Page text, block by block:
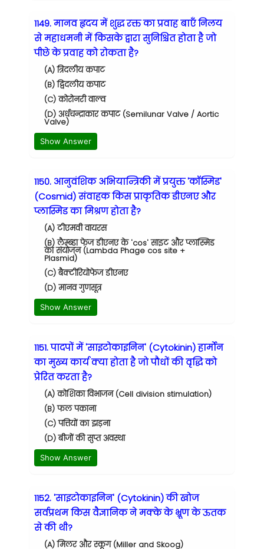
1149. मानव हृदय में शुद्ध रक्त का प्रवाह बाएँ निलय
से महाधमनी में किसके द्वारा सुनिश्चित होता है जो
पीछे के प्रवाह को रोकता है?
(A) त्रिदलीय कपाट
(B) द्विदलीय कपाट
(C) कोरोनरी वाल्व
(D) अर्धचन्द्राकार कपाट (Semilunar Valve / Aortic
Valve)
Show Answer
1150. आनुवंशिक अभियान्त्रिकी में प्रयुक्त 'कॉस्मिड'
(Cosmid) संवाहक किस प्राकृतिक डीएनए और
प्लास्मिड का मिश्रण होता है?
(A) टीएमवी वायरस
(B) लैम्ब्डा फेज डीएनए के 'cos' साइट और प्लास्मिड
का संयोजन (Lambda Phage cos site +
Plasmid)
(C) बैक्टीरियोफेज डीएनए
(D) मानव गुणसूत्र
Show Answer
1151. पादपों में 'साइटोकाइनिन' (Cytokinin) हार्मोन
का मुख्य कार्य क्या होता है जो पौधों की वृद्धि को
प्रेरित करता है?
(A) कोशिका विभाजन (Cell division stimulation)
(B) फल पकाना
(C) पत्तियों का झड़ना
(D) बीजों की सुप्त अवस्था
Show Answer
1152. 'साइटोकाइनिन' (Cytokinin) की खोज
सर्वप्रथम किस वैज्ञानिक ने मक्के के भ्रूण के ऊतक
से की थी?
(A) मिलर और स्कूग (Miller and Skoog)